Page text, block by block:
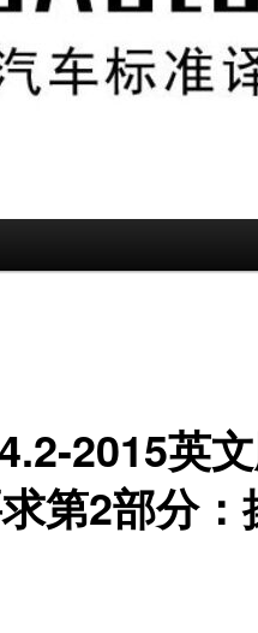
2015英
第2部分